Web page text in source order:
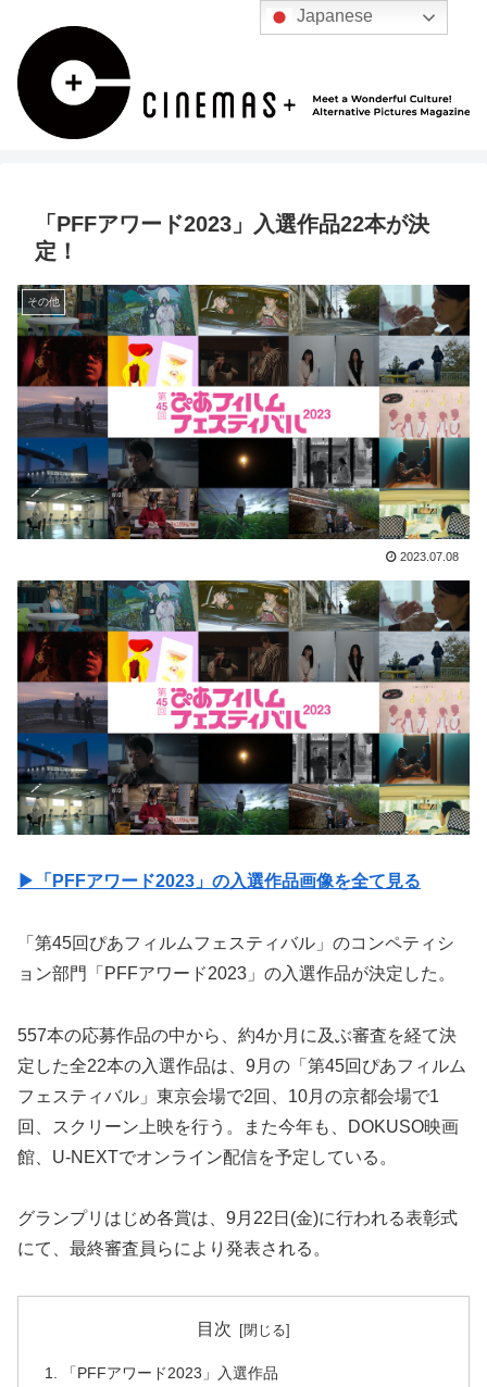
「PFFアワード2023」入選作品22本が決
定！
その他
2023.07.08
▶︎「PFFアワード2023」の入選作品画像を全て見る
「第45回ぴあフィルムフェスティバル」のコンペティシ
ョン部門「PFFアワード2023」の入選作品が決定した。
557本の応募作品の中から、約4か月に及ぶ審査を経て決
定した全22本の入選作品は、9月の「第45回ぴあフィルム
フェスティバル」東京会場で2回、10月の京都会場で1
回、スクリーン上映を行う。また今年も、DOKUSO映画
館、U-NEXTでオンライン配信を予定している。
グランプリはじめ各賞は、9月22日(金)に行われる表彰式
にて、最終審査員らにより発表される。
目次
「PFFアワード2023」入選作品
Japanese